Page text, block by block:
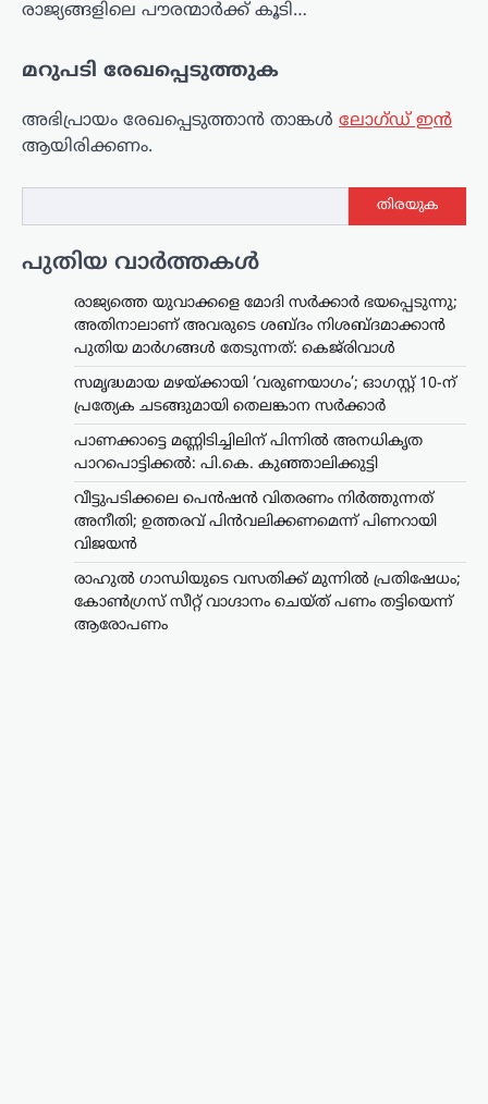
രാജ്യങ്ങളിലെ പൗരന്മാർക്ക് കൂടി…
മറുപടി രേഖപ്പെടുത്തുക
അഭിപ്രായം രേഖപ്പെടുത്താ‍ൻ താങ്കൾ ലോഗ്ഡ് ഇൻ
ആയിരിക്കണം.
തിരയുക
പുതിയ വാർത്തകൾ
രാജ്യത്തെ യുവാക്കളെ മോദി സർക്കാർ ഭയപ്പെടുന്നു;
അതിനാലാണ് അവരുടെ ശബ്ദം നിശബ്ദമാക്കാൻ
പുതിയ മാർഗങ്ങൾ തേടുന്നത്: കെജ്‌രിവാൾ
സമൃദ്ധമായ മഴയ്ക്കായി ‘വരുണയാഗം’; ഓഗസ്റ്റ് 10-ന്
പ്രത്യേക ചടങ്ങുമായി തെലങ്കാന സർക്കാർ
പാണക്കാട്ടെ മണ്ണിടിച്ചിലിന് പിന്നിൽ അനധികൃത
പാറപൊട്ടിക്കൽ: പി.കെ. കുഞ്ഞാലിക്കുട്ടി
വീട്ടുപടിക്കലെ പെൻഷൻ വിതരണം നിർത്തുന്നത്
അനീതി; ഉത്തരവ് പിൻവലിക്കണമെന്ന് പിണറായി
വിജയൻ
രാഹുൽ ഗാന്ധിയുടെ വസതിക്ക് മുന്നിൽ പ്രതിഷേധം;
കോൺഗ്രസ് സീറ്റ് വാഗ്ദാനം ചെയ്ത് പണം തട്ടിയെന്ന്
ആരോപണം